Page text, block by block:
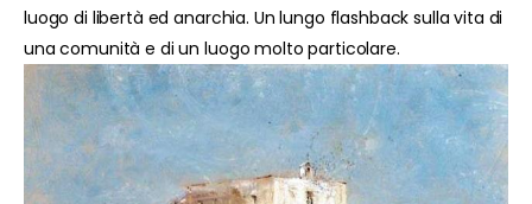
luogo di libertà ed anarchia. Un lungo flashback sulla vita di
una comunità e di un luogo molto particolare.